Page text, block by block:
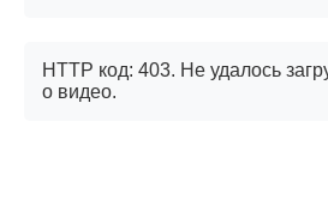
HTTP код: 403. Не удалось
о видео.